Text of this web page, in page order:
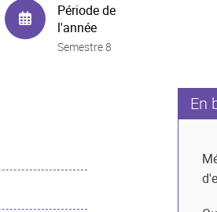
Période de
l'année
Semestre 8
En